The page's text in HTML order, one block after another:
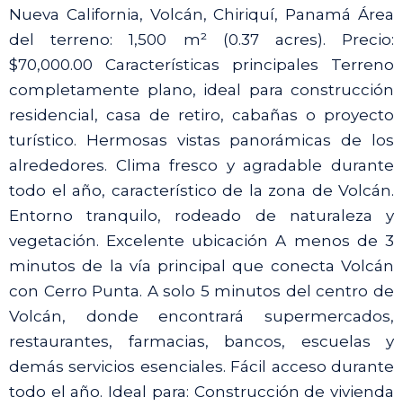
Nueva California, Volcán, Chiriquí, Panamá Área
del terreno: 1,500 m² (0.37 acres). Precio:
$70,000.00 Características principales Terreno
completamente plano, ideal para construcción
residencial, casa de retiro, cabañas o proyecto
turístico. Hermosas vistas panorámicas de los
alrededores. Clima fresco y agradable durante
todo el año, característico de la zona de Volcán.
Entorno tranquilo, rodeado de naturaleza y
vegetación. Excelente ubicación A menos de 3
minutos de la vía principal que conecta Volcán
con Cerro Punta. A solo 5 minutos del centro de
Volcán, donde encontrará supermercados,
restaurantes, farmacias, bancos, escuelas y
demás servicios esenciales. Fácil acceso durante
todo el año. Ideal para: Construcción de vivienda